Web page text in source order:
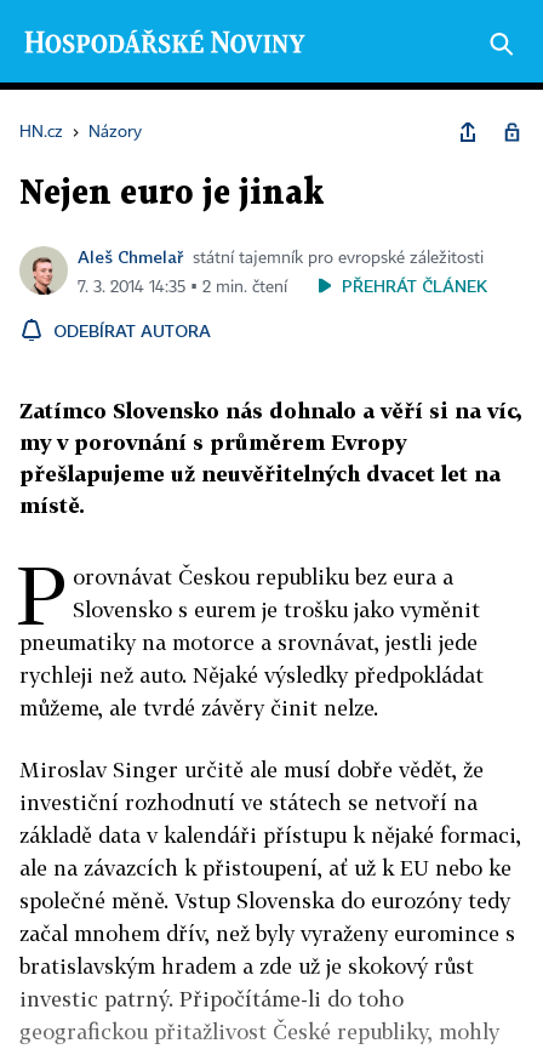
HN.cz › Názory
Nejen euro je jinak
Aleš Chmelař státní tajemník pro evropské záležitosti
7. 3. 2014 14:35 ▪ 2 min. čtení
PŘEHRÁT ČLÁNEK
ODEBÍRAT AUTORA
Zatímco Slovensko nás dohnalo a věří si na víc,
my v porovnání s průměrem Evropy
přešlapujeme už neuvěřitelných dvacet let na
místě.
P orovnávat Českou republiku bez eura a
Slovensko s eurem je trošku jako vyměnit
pneumatiky na motorce a srovnávat, jestli jede
rychleji než auto. Nějaké výsledky předpokládat
můžeme, ale tvrdé závěry činit nelze.
Miroslav Singer určitě ale musí dobře vědět, že
investiční rozhodnutí ve státech se netvoří na
základě data v kalendáři přístupu k nějaké formaci,
ale na závazcích k přistoupení, ať už k EU nebo ke
společné měně. Vstup Slovenska do eurozóny tedy
začal mnohem dřív, než byly vyraženy euromince s
bratislavským hradem a zde už je skokový růst
investic patrný. Připočítáme-li do toho
geografickou přitažlivost České republiky, mohly